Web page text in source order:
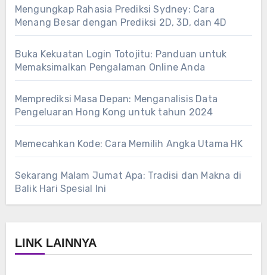
Mengungkap Rahasia Prediksi Sydney: Cara
Menang Besar dengan Prediksi 2D, 3D, dan 4D
Buka Kekuatan Login Totojitu: Panduan untuk
Memaksimalkan Pengalaman Online Anda
Memprediksi Masa Depan: Menganalisis Data
Pengeluaran Hong Kong untuk tahun 2024
Memecahkan Kode: Cara Memilih Angka Utama HK
Sekarang Malam Jumat Apa: Tradisi dan Makna di
Balik Hari Spesial Ini
LINK LAINNYA